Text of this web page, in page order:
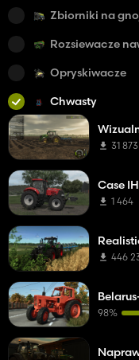
Zbiorniki na
Rozsiewacze
Opryskiwacze
Chwasty
31 873
Case
1 464
446
98%